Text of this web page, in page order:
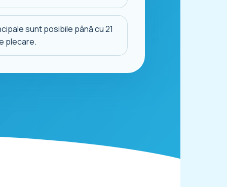
sunt posibile până cu 21
plecare.